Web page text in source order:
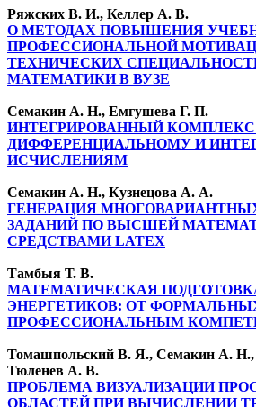
Ряжских В. И., Келлер А. В.
О МЕТОДАХ ПОВЫШЕНИЯ
ПРОФЕССИОНАЛЬНОЙ
ТЕХНИЧЕСКИХ
МАТЕМАТИКИ В ВУЗЕ
Семакин А. Н., Емгушева Г. П.
ИНТЕГРИРОВАННЫЙ
ДИФФЕРЕНЦИАЛЬНОМУ И
ИСЧИСЛЕНИЯМ
Семакин А. Н., Кузнецова А. А.
ГЕНЕРАЦИЯ
ЗАДАНИЙ ПО ВЫСШЕЙ
СРЕДСТВАМИ LATEX
Тамбыя Т. В.
МАТЕМАТИЧЕСКАЯ
ЭНЕРГЕТИКОВ: ОТ
ПРОФЕССИОНАЛЬНЫМ
Томашпольский В. Я., Семакин А. Н.,
Тюленев А. В.
ПРОБЛЕМА ВИЗУАЛИЗАЦИИ
ОБЛАСТЕЙ ПРИ ВЫЧИСЛЕНИИ